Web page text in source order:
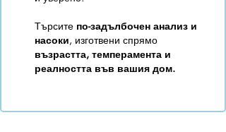
Търсите по-задълбочен анализ и
насоки, изготвени спрямо
възрастта, темперамента и
реалността във вашия дом.